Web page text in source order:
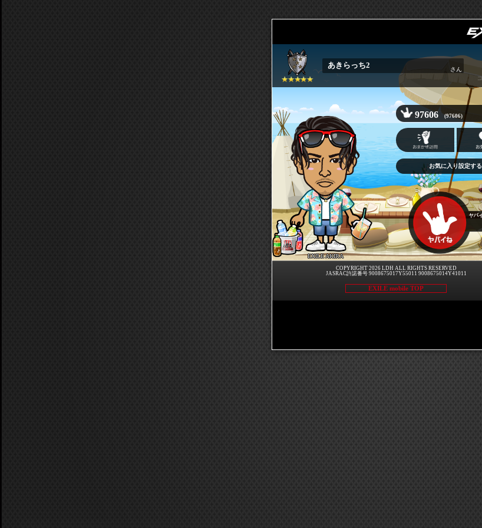
あきらっち2 さん
EXILE AKIRA
97606 (97606)
お気に入り設定する
COPYRIGHT 2026 LDH ALL RIGHTS RESERVED
JASRAC許諾番号 9008675017Y55011 9008675014Y41011
EXILE mobile TOP